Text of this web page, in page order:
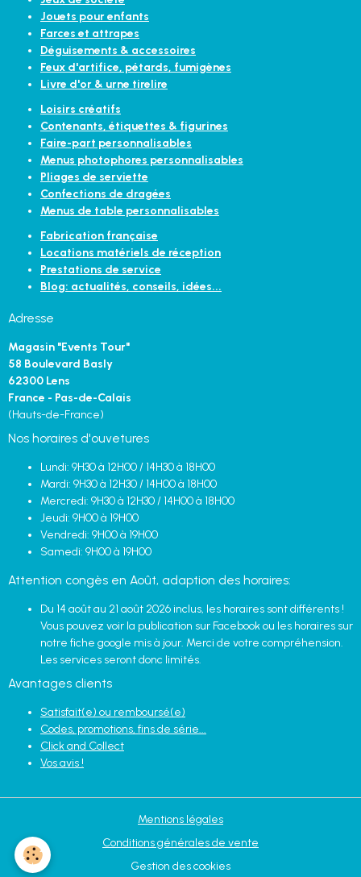
Jouets pour enfants
Farces et attrapes
Déguisements & accessoires
Feux d'artifice, pétards, fumigènes
Livre d'or & urne tirelire
Loisirs créatifs
Contenants, étiquettes & figurines
Faire-part personnalisables
Menus photophores personnalisables
Pliages de serviette
Confections de dragées
Menus de table personnalisables
Fabrication française
Locations matériels de réception
Prestations de service
Blog: actualités, conseils, idées...
Adresse
Magasin "Events Tour"
58 Boulevard Basly
62300 Lens
France - Pas-de-Calais
(Hauts-de-France)
Nos horaires d'ouvetures
Lundi: 9H30 à 12H00 / 14H30 à 18H00
Mardi: 9H30 à 12H30 / 14H00 à 18H00
Mercredi: 9H30 à 12H30 / 14H00 à 18H00
Jeudi: 9H00 à 19H00
Vendredi: 9H00 à 19H00
Samedi: 9H00 à 19H00
Attention congès en Août, adaption des horaires:
Du 14 août au 21 août 2026 inclus, les horaires sont différents !
Vous pouvez voir la publication sur Facebook ou les horaires sur
notre fiche google mis à jour. Merci de votre compréhension.
Les services seront donc limités.
Avantages clients
Satisfait(e) ou remboursé(e)
Codes, promotions, fins de série...
Click and Collect
Vos avis !
Mentions légales
Conditions générales de vente
Gestion des cookies